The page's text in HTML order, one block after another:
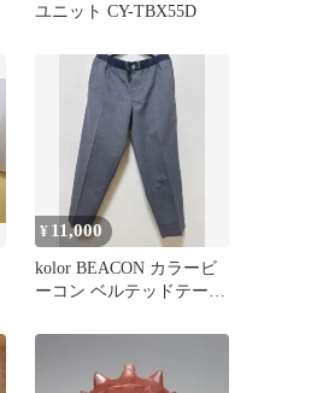
ユニット CY-TBX55D
¥ 11,000
kolor BEACON カラービ
ーコン ベルテッドテーパ